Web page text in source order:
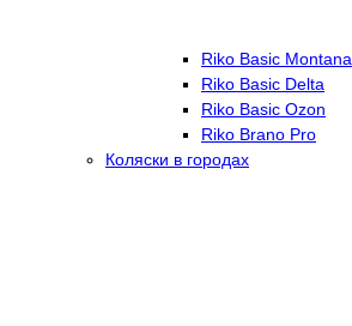
Riko Basic Montana
Riko Basic Delta
Riko Basic Ozon
Riko Brano Pro
Коляски в городах